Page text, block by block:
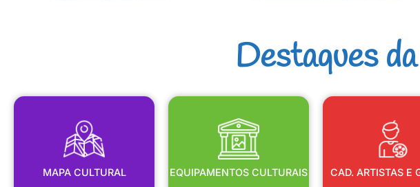
Destaques
MAPA CULTURAL
MAPA CULTURAL
EQUIPAMENTOS CULTURAIS
EQUIPAMENTOS CULTURAIS
CAD. ARTISTAS E
CAD. ARTISTAS E